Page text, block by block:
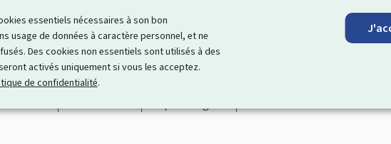
essentiels nécessaires à son bon
usage de données à caractère personnel, et ne
Des cookies non essentiels sont utilisés à des
activés uniquement si vous les acceptez.
de confidentialité.
S’inscrire à la newsletter
de pages Internet qui vous aide à
.